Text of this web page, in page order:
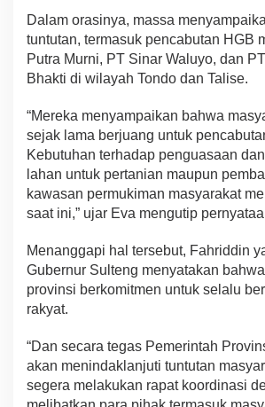
Dalam orasinya, massa
tuntutan, termasuk pencabutan HGB
Putra Murni, PT Sinar Waluyo, dan
Bhakti di wilayah Tondo dan Talise.
“Mereka menyampaikan bahwa
sejak lama berjuang untuk
Kebutuhan terhadap penguasaan
lahan untuk pertanian maupun
kawasan permukiman masyarakat
saat ini,” ujar Eva mengutip
Menanggapi hal tersebut, Fahriddin
Gubernur Sulteng menyatakan
provinsi berkomitmen untuk selalu
rakyat.
“Dan secara tegas Pemerintah
akan menindaklanjuti tuntutan
segera melakukan rapat koordinasi